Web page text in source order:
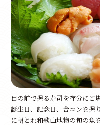
目の前で握る寿司を存分にご
誕生日、記念日、合コンを握
に朝とれ和歌山地物の旬の魚